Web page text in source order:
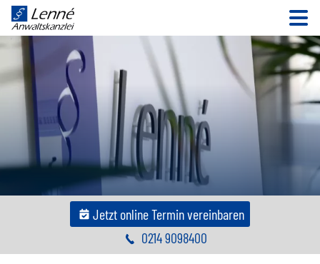
Jetzt online Termin vereinbaren
0214 9098400